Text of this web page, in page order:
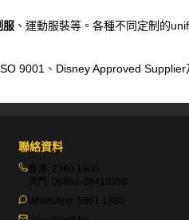
服 、運動服裝等。各種不同定制的
9001、Disney Approved
聯絡資料
香港: 2360 1900
澳門: 00853-28410350
WhatsApp: 5661 1880